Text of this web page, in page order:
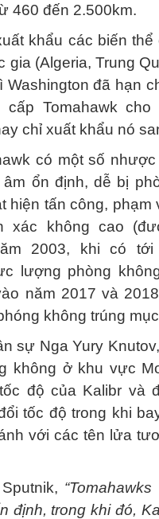
460 đến 2.500km.
khẩu các biến thể
gia (Algeria, Trung
Washington đã hạn
cấp Tomahawk cho
chỉ xuất khẩu nó
có một số
ổn định, dễ bị
hiện tấn công, phạm
xác không cao
2003, khi có tới
lượng phòng
năm 2017 và
không trúng
sự Nga Yury
không ở khu vực
độ của Kalibr và
tốc độ trong khi
với các tên lửa
định, trong khi đó,